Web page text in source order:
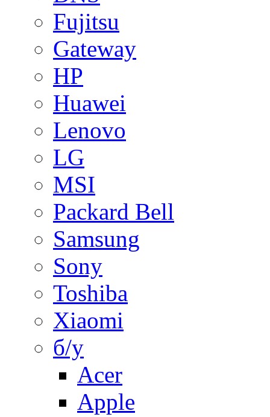
Fujitsu
Gateway
HP
Huawei
Lenovo
LG
MSI
Packard Bell
Samsung
Sony
Toshiba
Xiaomi
б/у
Acer
Apple